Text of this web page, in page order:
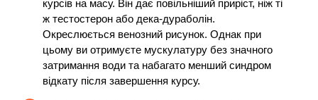
курсів на масу. Він дає повільніший приріст, ніж ті
ж тестостерон або дека-дураболін.
Окреслюється венозний рисунок. Однак при
цьому ви отримуєте мускулатуру без значного
затримання води та набагато менший синдром
відкату після завершення курсу.